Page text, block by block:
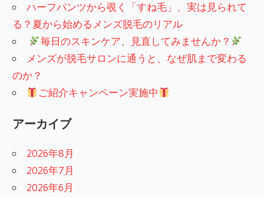
ハーフパンツから覗く「すね毛」、実は見られて
る？夏から始めるメンズ脱毛のリアル
毎日のスキンケア、見直してみませんか？
メンズが脱毛サロンに通うと、なぜ肌まで変わる
のか？
ご紹介キャンペーン実施中
アーカイブ
2026年8月
2026年7月
2026年6月